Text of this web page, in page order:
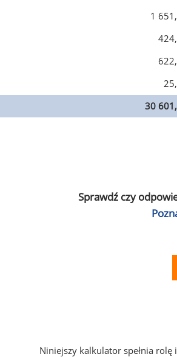
1
30
Sprawdź czy
Niniejszy kalkulator spełnia